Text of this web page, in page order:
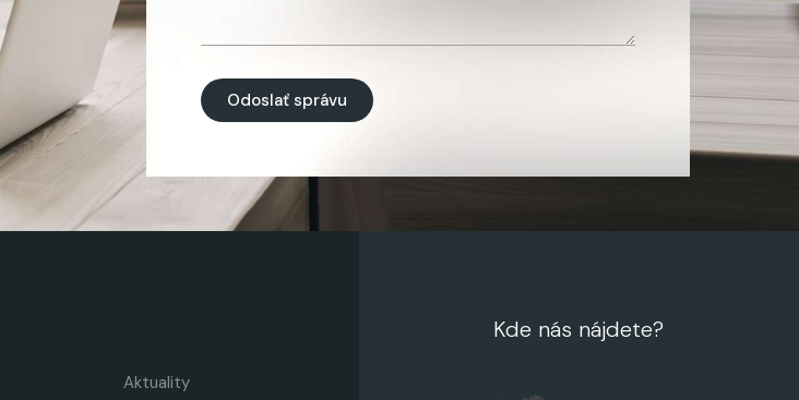
Odoslať správu
Aktuality
Kde nás nájdete?